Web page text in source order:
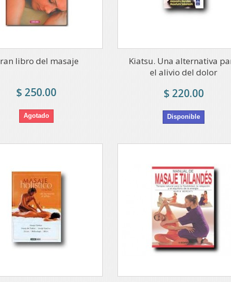
libro del masaje
$ 250.00
Agotado
Kiatsu. Una alternativa
el alivio del dolor
$ 220.00
Disponible